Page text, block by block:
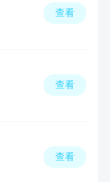
查看
查看
查看